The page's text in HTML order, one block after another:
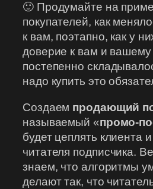
🙂 Продумайте на
покупателей, как
к вам, поэтапно, как у
доверие к вам и вашему
постепенно
надо купить это
Создаем продающий
называемый «промо-
будет цеплять клиента
читателя подписчика.
знаем, что алгоритмы
делают так, что